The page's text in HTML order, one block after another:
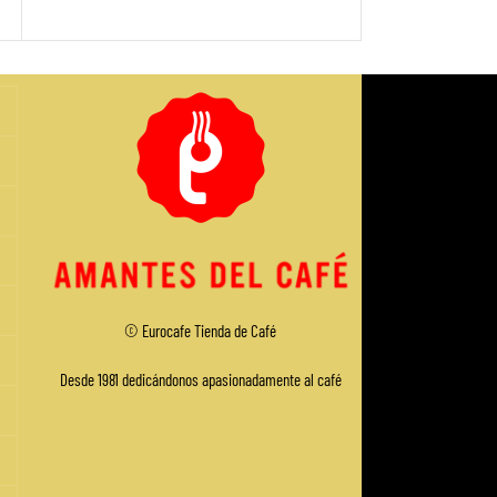
© EurocafeTienda de Café
Desde 1981 dedicándonos apasionadamente al café